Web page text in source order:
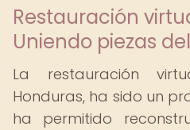
Restauración
Uniendo piezas
La restauración
Honduras, ha sido un
ha permitido